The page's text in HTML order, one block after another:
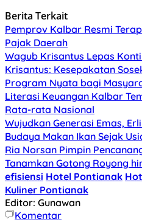
Berita Terkait
Pemprov Kalbar Resmi
Pajak Daerah
Wagub Krisantus Lepas
Krisantus: Kesepakatan
Program Nyata bagi
Literasi Keuangan Kalbar
Rata-rata Nasional
Wujudkan Generasi Emas,
Budaya Makan Ikan Sejak
Ria Norsan Pimpin
Tanamkan Gotong Royong
efisiensi Hotel Pontianak
Kuliner Pontianak
Editor: Gunawan
Komentar